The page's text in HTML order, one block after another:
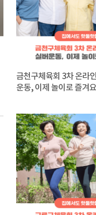
금천구체육회 3차 온라
운동, 이제 놀이로 즐겨